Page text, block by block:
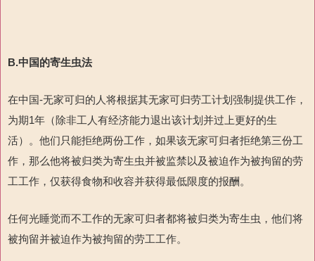
B.中国的寄生虫法
在中国-无家可归的人将根据其无家可归劳工计划强制提供工作，
为期1年（除非工人有经济能力退出该计划并过上更好的生
活）。他们只能拒绝两份工作，如果该无家可归者拒绝第三份工
作，那么他将被归类为寄生虫并被监禁以及被迫作为被拘留的劳
工工作，仅获得食物和收容并获得最低限度的报酬。
任何光睡觉而不工作的无家可归者都将被归类为寄生虫，他们将
被拘留并被迫作为被拘留的劳工工作。